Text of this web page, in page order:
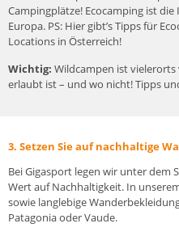
Campingplätze! Ecocamping ist die
Europa. PS: Hier gibt’s Tipps für
Locations in Österreich!
Wichtig: Wildcampen ist
erlaubt ist – und wo nicht! Tipps
3. Setzen Sie auf nachhaltige
Bei Gigasport legen wir unter dem
Wert auf Nachhaltigkeit. In
sowie langlebige
Patagonia oder Vaude.